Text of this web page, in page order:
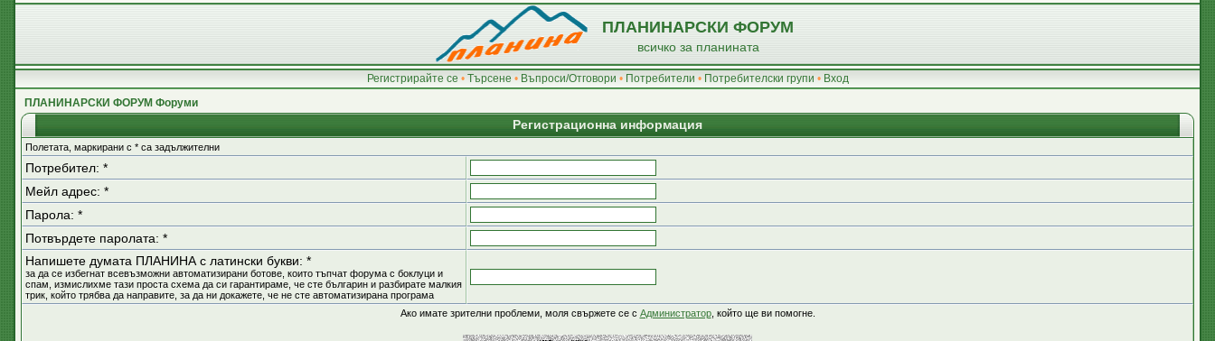
ПЛАНИНАРСКИ ФОРУМ
всичко за планината
Регистрирайте се • Търсене • Въпроси/Отговори • Потребители • Потребителски групи • Вход
ПЛАНИНАРСКИ ФОРУМ Форуми
Регистрационна информация
Полетата, маркирани с * са задължителни
Потребител: *
Мейл адрес: *
Парола: *
Потвърдете паролата: *
Напишете думата ПЛАНИНА с латински букви: *
за да се избегнат всевъзможни автоматизирани ботове, които тъпчат форума с боклуци и
спам, измислихме тази проста схема да си гарантираме, че сте българин и разбирате малкия
трик, който трябва да направите, за да ни докажете, че не сте автоматизирана програма
Ако имате зрителни проблеми, моля свържете се с Администратор, който ще ви помогне.